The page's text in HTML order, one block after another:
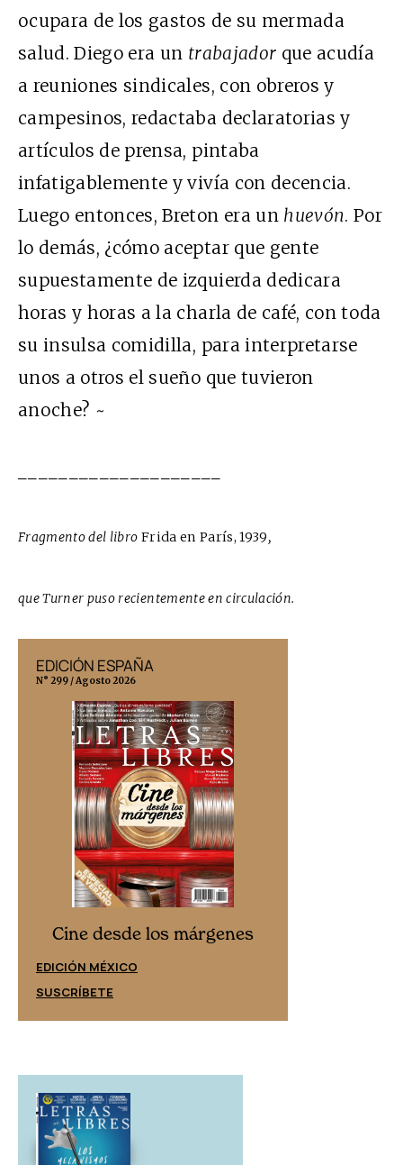
ocupara de los gastos de su mermada
salud. Diego era un trabajador que acudía
a reuniones sindicales, con obreros y
campesinos, redactaba declaratorias y
artículos de prensa, pintaba
infatigablemente y vivía con decencia.
Luego entonces, Breton era un huevón. Por
lo demás, ¿cómo aceptar que gente
supuestamente de izquierda dedicara
horas y horas a la charla de café, con toda
su insulsa comidilla, para interpretarse
unos a otros el sueño que tuvieron
anoche? ~
Fragmento del libro Frida en París, 1939,
que Turner puso recientemente en circulación.
EDICIÓN ESPAÑA
N° 299 / Agosto 2026
Cine desde los márgenes
EDICIÓN MÉXICO
SUSCRÍBETE